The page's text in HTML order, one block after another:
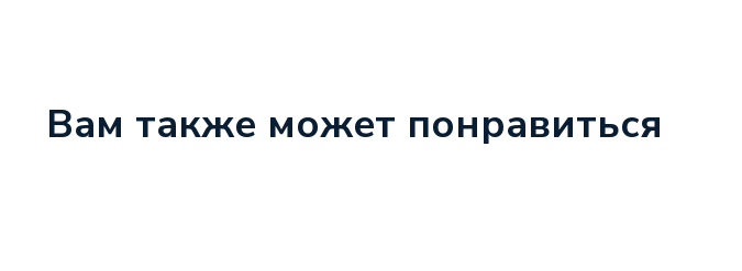
Вам также может понравиться